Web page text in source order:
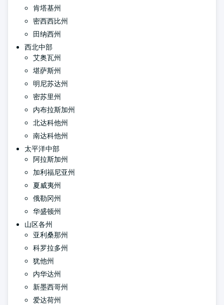
肯塔基州
密西西比州
田纳西州
西北中部
艾奥瓦州
堪萨斯州
明尼苏达州
密苏里州
内布拉斯加州
北达科他州
南达科他州
太平洋中部
阿拉斯加州
加利福尼亚州
夏威夷州
俄勒冈州
华盛顿州
山区各州
亚利桑那州
科罗拉多州
犹他州
内华达州
新墨西哥州
爱达荷州